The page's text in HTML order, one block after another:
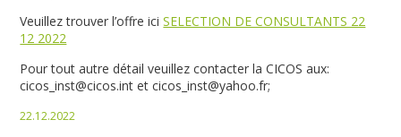
Veuillez trouver l’offre iciSELECTION DE CONSULTANTS 22
12 2022
Pour tout autre détail veuillez contacter la CICOS aux:
cicos_inst@cicos.int et cicos_inst@yahoo.fr;
22.12.2022